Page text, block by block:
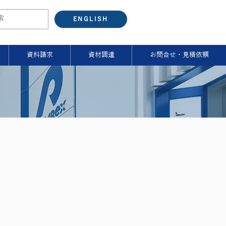
ENGLISH
資料請求 資材調達 お問合せ・見積依頼